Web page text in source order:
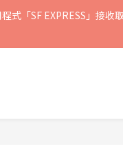
暫不支援中國內地及澳門
式「SF EXPRESS」接